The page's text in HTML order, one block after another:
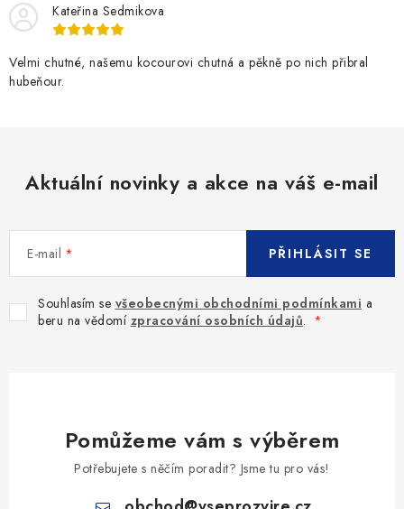
Kateřina Sedmikova
Velmi chutné, našemu kocourovi chutná a pěkně po nich přibral
hubeňour.
Aktuální novinky a akce na váš e-mail
E-mail
Souhlasím se všeobecnými obchodními podmínkami a
beru na vědomí zpracování osobních údajů.
PŘIHLÁSIT SE
Pomůžeme vám s výběrem
Potřebujete s něčím poradit? Jsme tu pro vás!